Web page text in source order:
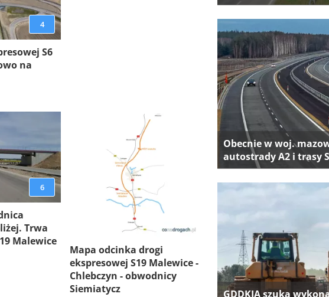
4
S6
na
6
Trwa
Malewice
Mapa odcinka drogi
ekspresowej S19 Malewice -
Chlebczyn - obwodnicy
Siemiatycz
Obecnie w woj.
autostrady A2 i trasy
GDDKIA szuka